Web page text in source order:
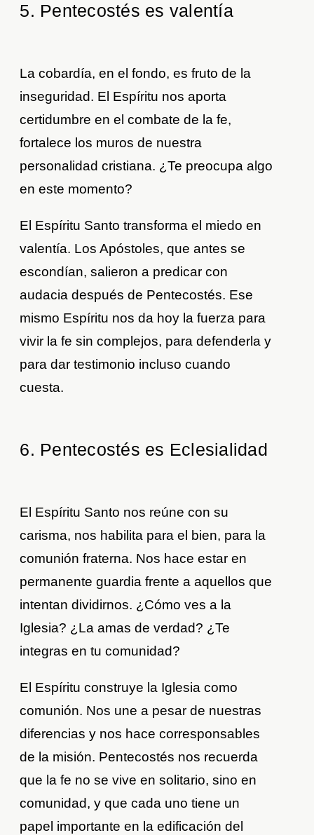
5. Pentecostés es valentía
La cobardía, en el fondo, es fruto de la
inseguridad. El Espíritu nos aporta
certidumbre en el combate de la fe,
fortalece los muros de nuestra
personalidad cristiana. ¿Te preocupa algo
en este momento?
El Espíritu Santo transforma el miedo en
valentía. Los Apóstoles, que antes se
escondían, salieron a predicar con
audacia después de Pentecostés. Ese
mismo Espíritu nos da hoy la fuerza para
vivir la fe sin complejos, para defenderla y
para dar testimonio incluso cuando
cuesta.
6. Pentecostés es Eclesialidad
El Espíritu Santo nos reúne con su
carisma, nos habilita para el bien, para la
comunión fraterna. Nos hace estar en
permanente guardia frente a aquellos que
intentan dividirnos. ¿Cómo ves a la
Iglesia? ¿La amas de verdad? ¿Te
integras en tu comunidad?
El Espíritu construye la Iglesia como
comunión. Nos une a pesar de nuestras
diferencias y nos hace corresponsables
de la misión. Pentecostés nos recuerda
que la fe no se vive en solitario, sino en
comunidad, y que cada uno tiene un
papel importante en la edificación del